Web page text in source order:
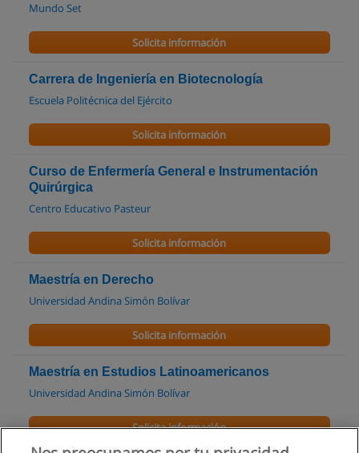
Mundo Set
Solicita información
Carrera de Ingeniería en Biotecnología
Escuela Politécnica del Ejército
Solicita información
Curso de Enfermería General e Instrumentación
Quirúrgica
Centro Educativo Pasteur
Solicita información
Maestría en Derecho
Universidad Andina Simón Bolívar
Solicita información
Maestría en Estudios Latinoamericanos
Universidad Andina Simón Bolívar
Solicita información